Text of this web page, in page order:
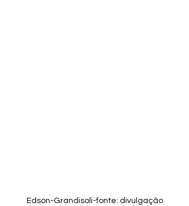
Edson-Grandisoli-fonte: divulgação